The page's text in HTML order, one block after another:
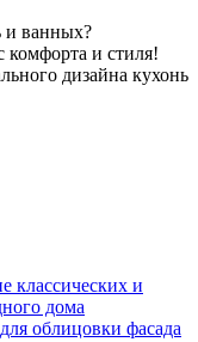
и ванных?
комфорта и стиля!
дизайна кухонь
классических и
дома
облицовки фасада